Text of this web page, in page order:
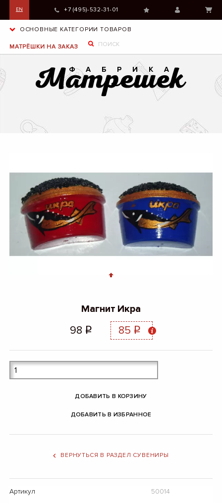
EN +7 (495)-532-31-01
ОСНОВНЫЕ КАТЕГОРИИ ТОВАРОВ
МАТРЁШКИ НА ЗАКАЗ
Магнит Икра
98 q 85 q
ДОБАВИТЬ В КОРЗИНУ
ДОБАВИТЬ В ИЗБРАННОЕ
ВЕРНУТЬСЯ В РАЗДЕЛ СУВЕНИРЫ
Артикул
50014